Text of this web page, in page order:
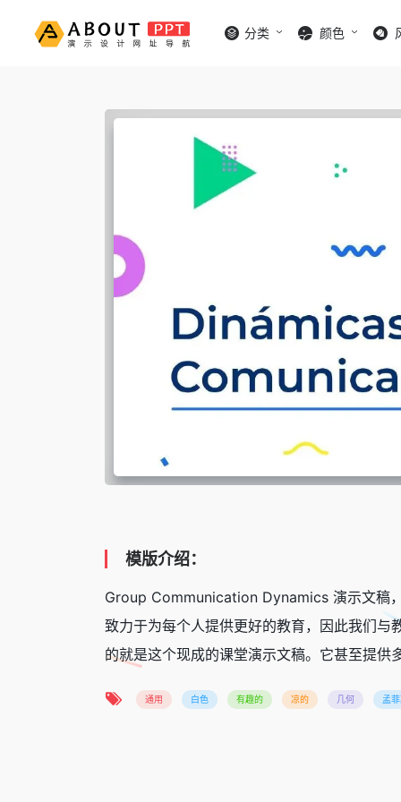
分类 颜色
模版介绍：
Group Communication Dynamics 演示文稿
致力于为每个人提供更好的教育，因此我们与
的就是这个现成的课堂演示文稿。它甚至提供
通用 白色 有趣的 凉的 几何 孟